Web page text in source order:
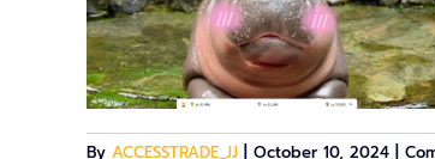
By ACCESSTRADE_JJ October 10, 2024